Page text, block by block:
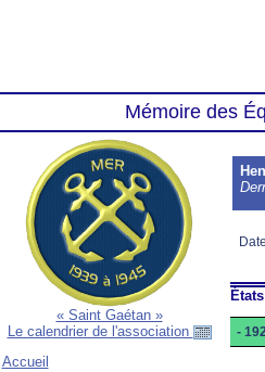
Mémoire des
« Saint Gaétan »
Le calendrier de l'association
Accueil
-